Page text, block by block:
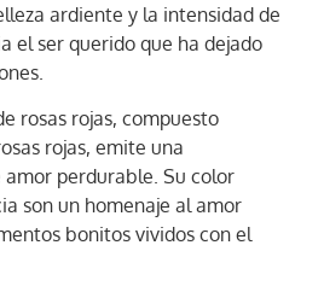
ardiente y la intensidad de
el ser querido que ha dejado
rosas rojas, compuesto
rojas, emite una
perdurable. Su color
son un homenaje al amor
bonitos vividos con el